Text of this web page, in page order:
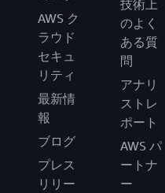
AWS ク
ラウド
セキュ
リティ
最新情
報
ブログ
プレス
リリー
技術上
のよく
ある質
問
アナリ
ストレ
ポート
AWS パ
ートナ
ー